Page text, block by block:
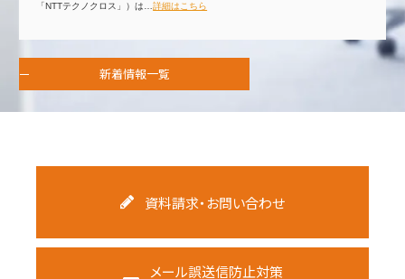
「NTTテクノクロス」）は…詳細はこちら
新着情報一覧
資料請求・お問い合わせ
メール誤送信防止対策